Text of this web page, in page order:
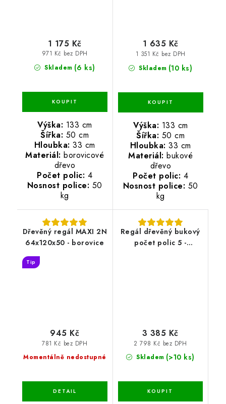
Skladem (6 ks)
971 Kč bez DPH
1 175 Kč
Výška: 133 cm
Šířka: 50 cm
Hloubka: 33 cm
Materiál: borovicové
dřevo
Počet polic: 4
Nosnost police: 50
kg
Skladem (10 ks)
1 351 Kč bez DPH
1 635 Kč
Výška: 133 cm
Šířka: 50 cm
Hloubka: 33 cm
Materiál: bukové
dřevo
Počet polic: 4
Nosnost police: 50
kg
Dřevěný regál MAXI 2N
64x120x50 - borovice
Tip
Momentálně nedostupné
781 Kč bez DPH
945 Kč
Regál dřevěný bukový
počet polic 5 -
Skladem (>10 ks)
2 798 Kč bez DPH
3 385 Kč